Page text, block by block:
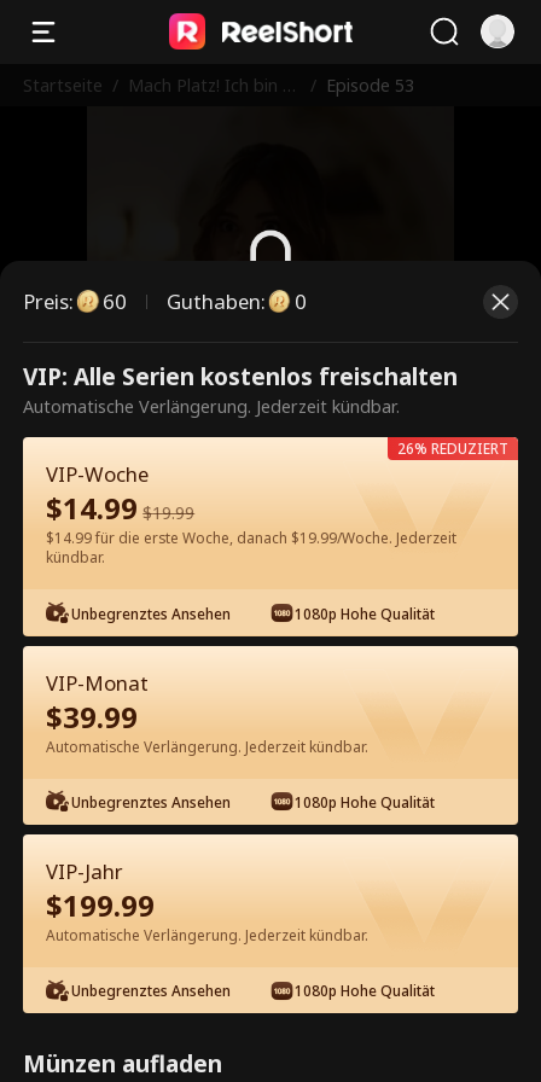
Startseite / Mach Platz! Ich bin d
/ Episode 53
Dies ist eine kostenpflichtige
Episode. Bitte entsperren, um
weiterzusehen.
60Jetzt entsperren
Kostenlos in der App ansehen
Episode 53 - Mach Platz! Ich bin der
Endgegner Kompletter Film
1-50 51-74
53 54 56 57
Preis: 60 Guthaben: 0
VIP: Alle Serien kostenlos freischalten
Automatische Verlängerung. Jederzeit kündbar.
VIP-Woche
$14.99 $19.99
$14.99 für die erste Woche, danach $19.99/Woche. Jederzeit
kündbar.
Unbegrenztes Ansehen 1080p Hohe Qualität
26% REDUZIERT
VIP-Monat
$39.99
Automatische Verlängerung. Jederzeit kündbar.
Unbegrenztes Ansehen 1080p Hohe Qualität
VIP-Jahr
$199.99
Automatische Verlängerung. Jederzeit kündbar.
Unbegrenztes Ansehen 1080p Hohe Qualität
Münzen aufladen